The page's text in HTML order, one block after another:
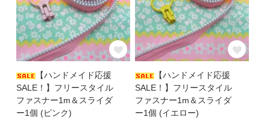
【ハンドメイド応援
SALE！】フリースタイル
ファスナー1m＆スライダ
ー1個 (ピンク)
【ハンドメイド応援
SALE！】フリースタイル
ファスナー1m＆スライダ
ー1個 (イエロー)